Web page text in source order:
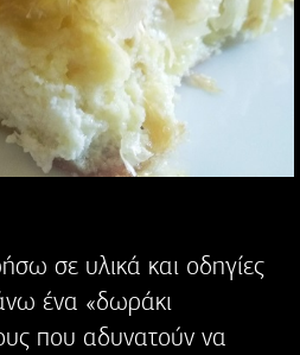
σε υλικά και οδηγίες
ένα «δωράκι
που αδυνατούν να